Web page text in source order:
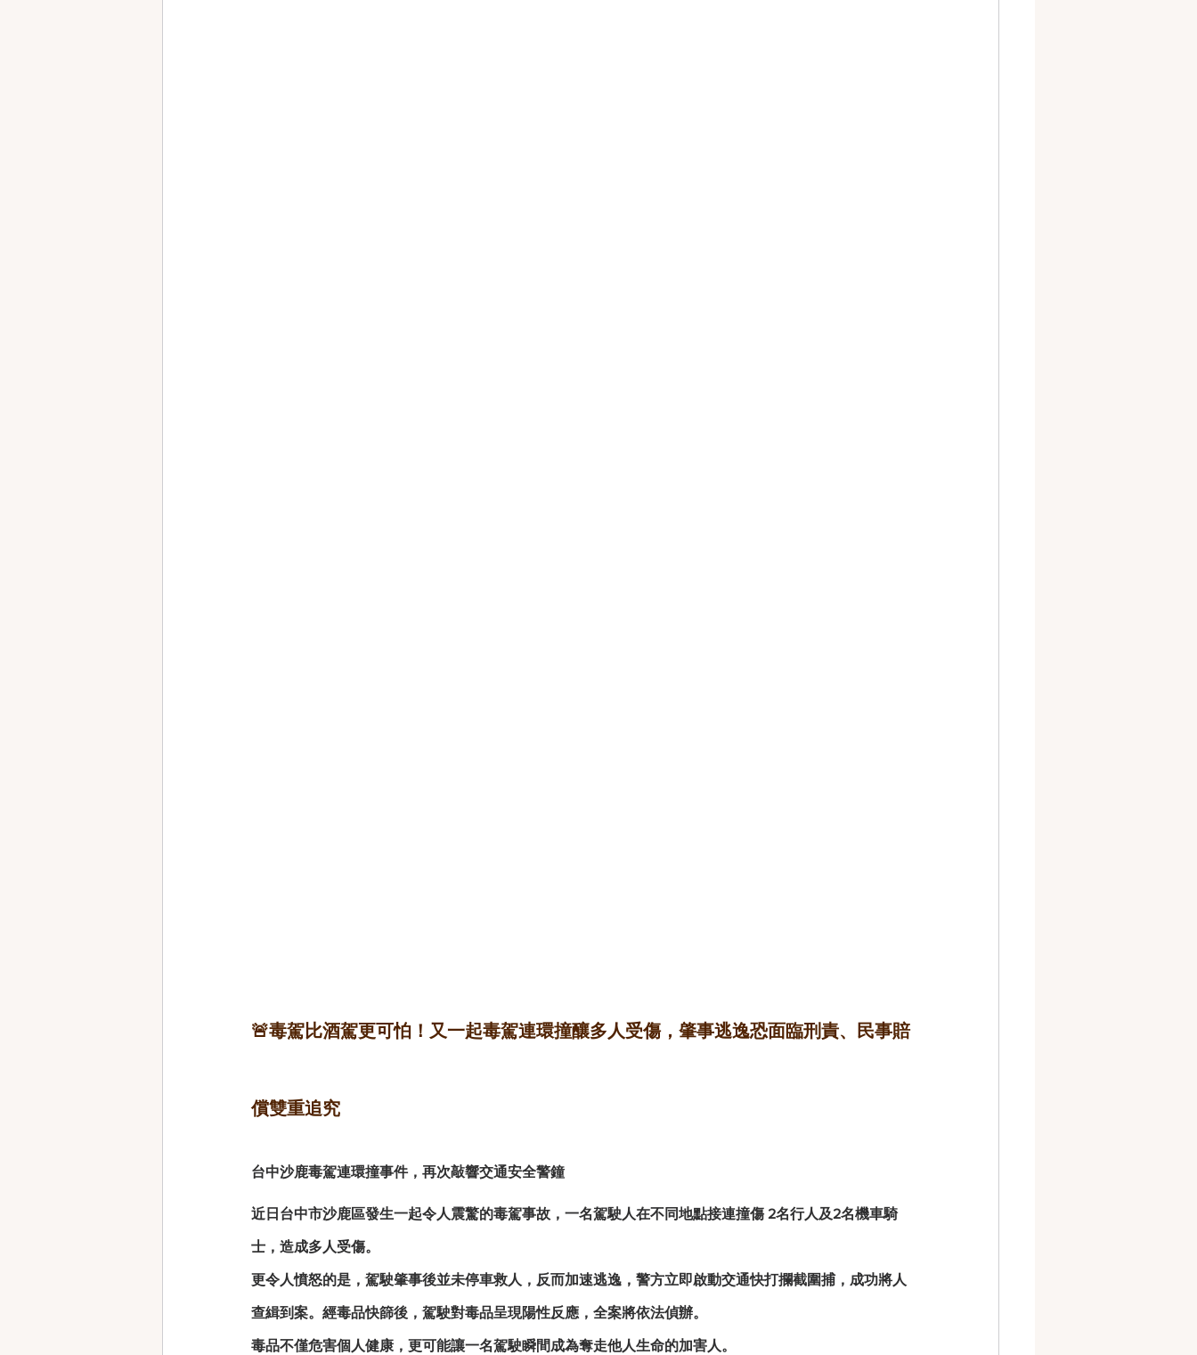
🚨毒駕比酒駕更可怕！又一起毒駕連環撞釀多人受傷，肇事逃逸恐面臨刑責、民事賠
償雙重追究
台中沙鹿毒駕連環撞事件，再次敲響交通安全警鐘
近日台中市沙鹿區發生一起令人震驚的毒駕事故，一名駕駛人在不同地點接連撞傷 2名行人及2名機車騎
士，造成多人受傷。
更令人憤怒的是，駕駛肇事後並未停車救人，反而加速逃逸，警方立即啟動交通快打攔截圍捕，成功將人
查緝到案。經毒品快篩後，駕駛對毒品呈現陽性反應，全案將依法偵辦。
毒品不僅危害個人健康，更可能讓一名駕駛瞬間成為奪走他人生命的加害人。